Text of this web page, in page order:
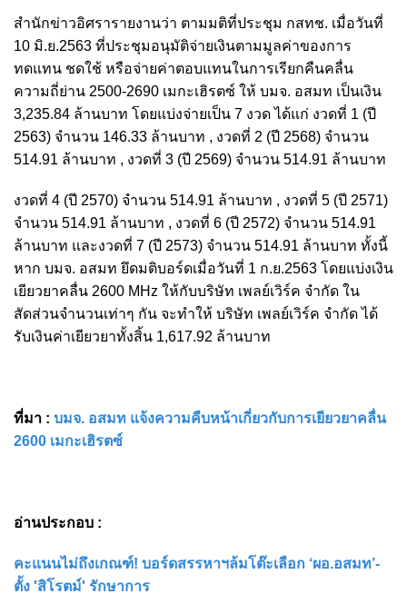
สำนักข่าวอิศรารายงานว่า ตามมติที่ประชุม กสทช. เมื่อวันที่
10 มิ.ย.2563 ที่ประชุมอนุมัติจ่ายเงินตามมูลค่าของการ
ทดแทน ชดใช้ หรือจ่ายค่าตอบแทนในการเรียกคืนคลื่น
ความถี่ย่าน 2500-2690 เมกะเฮิรตซ์ ให้ บมจ. อสมท เป็นเงิน
3,235.84 ล้านบาท โดยแบ่งจ่ายเป็น 7 งวด ได้แก่ งวดที่ 1 (ปี
2563) จำนวน 146.33 ล้านบาท , งวดที่ 2 (ปี 2568) จำนวน
514.91 ล้านบาท , งวดที่ 3 (ปี 2569) จำนวน 514.91 ล้านบาท
งวดที่ 4 (ปี 2570) จำนวน 514.91 ล้านบาท , งวดที่ 5 (ปี 2571)
จำนวน 514.91 ล้านบาท , งวดที่ 6 (ปี 2572) จำนวน 514.91
ล้านบาท และงวดที่ 7 (ปี 2573) จำนวน 514.91 ล้านบาท ทั้งนี้
หาก บมจ. อสมท ยึดมติบอร์ดเมื่อวันที่ 1 ก.ย.2563 โดยแบ่งเงิน
เยียวยาคลื่น 2600 MHz ให้กับบริษัท เพลย์เวิร์ค จำกัด ใน
สัดส่วนจำนวนเท่าๆ กัน จะทำให้ บริษัท เพลย์เวิร์ค จำกัด ได้
รับเงินค่าเยียวยาทั้งสิ้น 1,617.92 ล้านบาท
ที่มา : บมจ. อสมท แจ้งความคืบหน้าเกี่ยวกับการเยียวยาคลื่น
2600 เมกะเฮิรตซ์
อ่านประกอบ :
คะแนนไม่ถึงเกณฑ์! บอร์ดสรรหาฯล้มโต๊ะเลือก ‘ผอ.อสมท’-
ตั้ง 'สิโรตม์' รักษาการ